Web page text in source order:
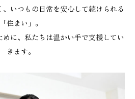
いつもの日常を安心して続けられる
「住まい」。
に、私たちは温かい手で支援してい
きます。